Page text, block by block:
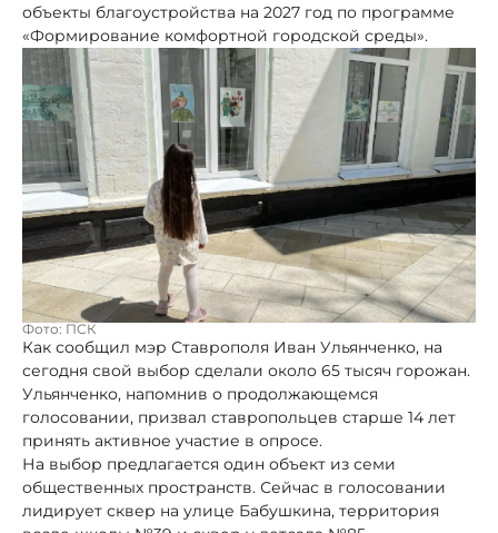
объекты благоустройства на 2027 год по программе
«Формирование комфортной городской среды».
Фото: ПСК
Как сообщил мэр Ставрополя Иван Ульянченко, на
сегодня свой выбор сделали около 65 тысяч горожан.
Ульянченко, напомнив о продолжающемся
голосовании, призвал ставропольцев старше 14 лет
принять активное участие в опросе.
На выбор предлагается один объект из семи
общественных пространств. Сейчас в голосовании
лидирует сквер на улице Бабушкина, территория